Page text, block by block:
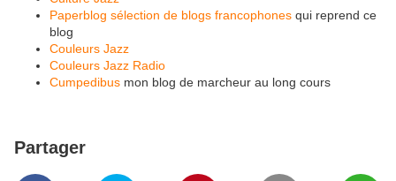
Paperblog sélection de blogs francophones qui reprend ce
blog
Couleurs Jazz
Couleurs Jazz Radio
Cumpedibus mon blog de marcheur au long cours
Partager